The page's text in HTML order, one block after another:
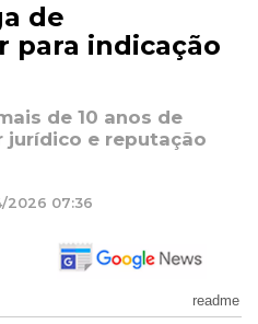
de
para indicação
de 10 anos de
jurídico e reputação
2026 07:36
readme